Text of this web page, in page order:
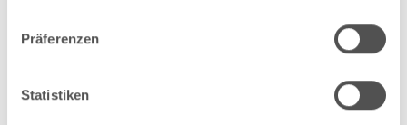
Präferenzen
Statistiken Anfrageformular